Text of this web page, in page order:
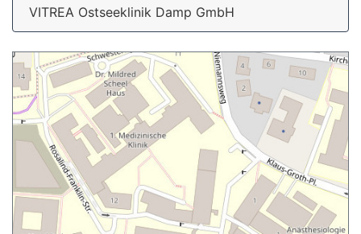
VITREA Ostseeklinik Damp GmbH